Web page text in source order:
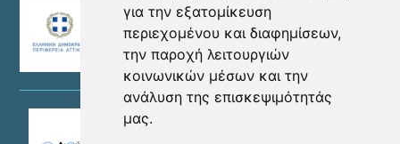
για την εξατομίκευση
περιεχομένου και διαφημίσεων,
την παροχή λειτουργιών
κοινωνικών μέσων και την
ανάλυση της επισκεψιμότητάς
μας.